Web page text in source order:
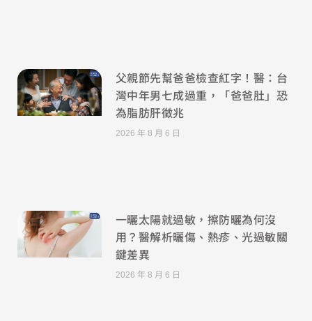
父親節先幫爸爸檢查紅字！醫：台
灣中年男七成過重，「爸爸肚」恐
為脂肪肝徵兆
2026 年 8 月 6 日
一曬太陽就過敏，擦防曬為何沒
用？醫解析曬傷、熱疹、光過敏關
鍵差異
2026 年 8 月 6 日